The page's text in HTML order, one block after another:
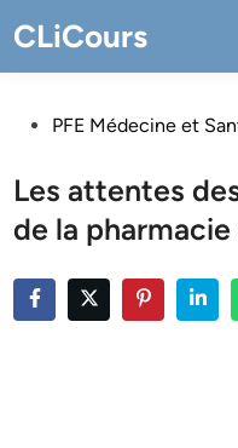
to
content
CLiCours
PostedPFE Médecine et
Les attentes
de la